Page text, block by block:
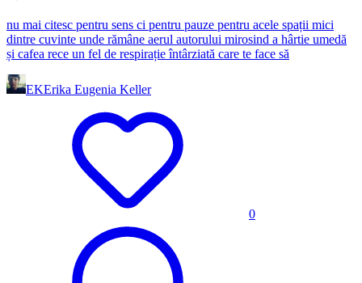
nu mai citesc pentru sens ci pentru pauze pentru acele spații mici
dintre cuvinte unde rămâne aerul autorului mirosind a hârtie umedă
și cafea rece un fel de respirație întârziată care te face să
EKErika Eugenia Keller
0